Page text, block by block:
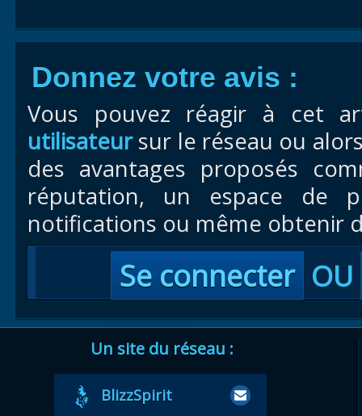
Donnez votre avis :
Vous pouvez réagir à cet
utilisateursur le réseau ou
des avantages proposés
réputation, un espace de
notifications ou même obtenir
Se connecter OU
Un site du réseau :
BlizzSpirit